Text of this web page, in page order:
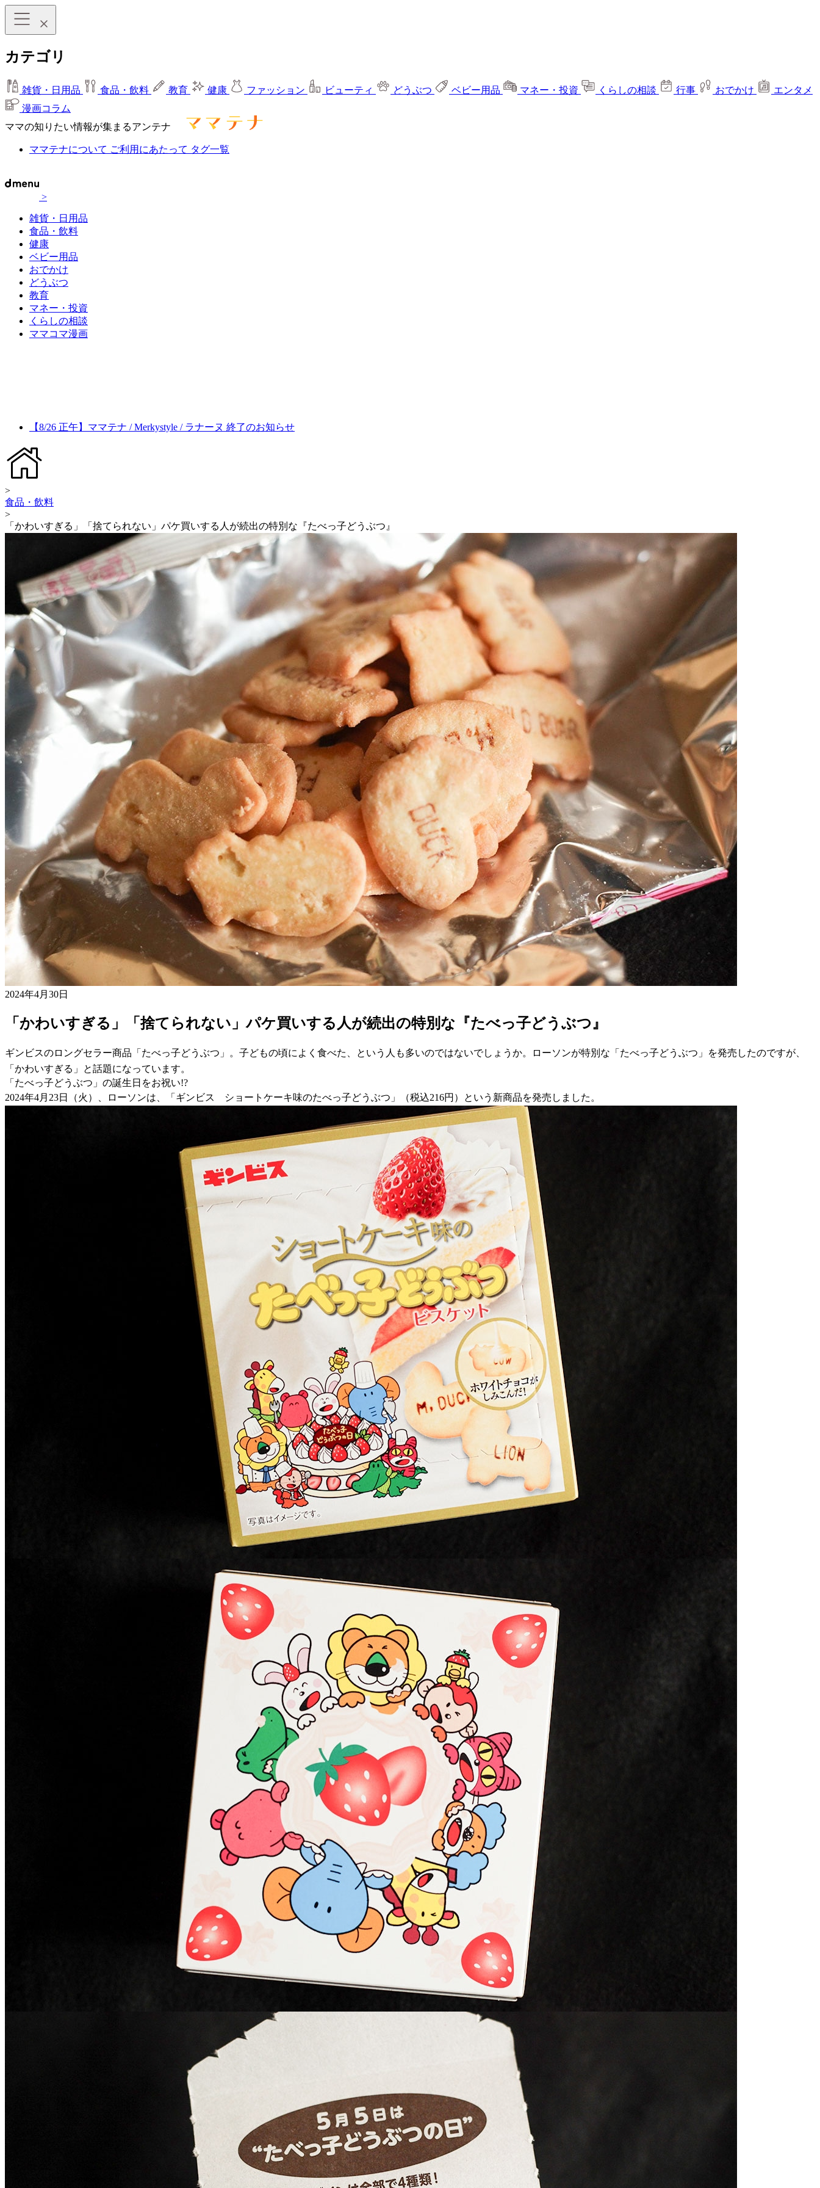
カテゴリ
雑貨・日用品 食品・飲料 教育 健康 ファッション ビューティ どうぶつ ベビー用品 マネー・投資 くらしの相談 行事 おでかけ
エンタメ
漫画コラム
ママの知りたい情報が集まるアンテナ
ママテナについて ご利用にあたって タグ一覧
>
雑貨・日用品
食品・飲料
健康
ベビー用品
おでかけ
どうぶつ
教育
マネー・投資
くらしの相談
ママコマ漫画
【8/26 正午】ママテナ / Merkystyle / ラナーヌ 終了のお知らせ
>
食品・飲料
>
「かわいすぎる」「捨てられない」パケ買いする人が続出の特別な『たべっ子どうぶつ』
2024年4月30日
「かわいすぎる」「捨てられない」パケ買いする人が続出の特別な『たべっ子どうぶつ』
ギンビスのロングセラー商品「たべっ子どうぶつ」。子どもの頃によく食べた、という人も多いのではないでしょうか。ローソンが特別な「たべっ子どうぶつ」を発売したのですが、
「かわいすぎる」と話題になっています。
「たべっ子どうぶつ」の誕生日をお祝い!?
2024年4月23日（火）、ローソンは、「ギンビス ショートケーキ味のたべっ子どうぶつ」（税込216円）という新商品を発売しました。